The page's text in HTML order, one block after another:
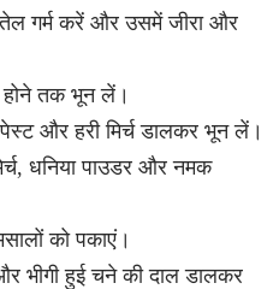
गर्म करें और उसमें जीरा और
होने तक भून लें।
और हरी मिर्च डालकर भून लें।
धनिया पाउडर और नमक
को पकाएं।
भीगी हुई चने की दाल डालकर